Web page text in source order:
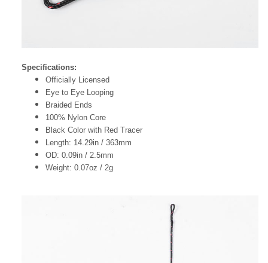
Specifications:
Officially Licensed
Eye to Eye Looping
Braided Ends
100% Nylon Core
Black Color with Red Tracer
Length: 14.29in / 363mm
OD: 0.09in / 2.5mm
Weight: 0.07oz / 2g